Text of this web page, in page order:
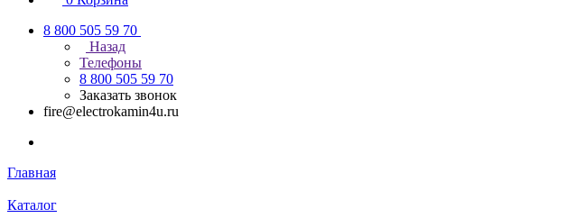
8 800 505 59 70
Назад
Телефоны
8 800 505 59 70
Заказать звонок
fire@electrokamin4u.ru
Главная
Каталог